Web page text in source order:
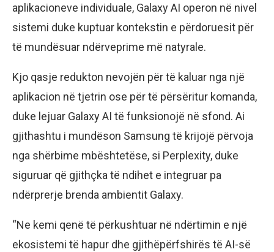
aplikacioneve individuale, Galaxy AI operon në nivel
sistemi duke kuptuar kontekstin e përdoruesit për
të mundësuar ndërveprime më natyrale.
Kjo qasje redukton nevojën për të kaluar nga një
aplikacion në tjetrin ose për të përsëritur komanda,
duke lejuar Galaxy AI të funksionojë në sfond. Ai
gjithashtu i mundëson Samsung të krijojë përvoja
nga shërbime mbështetëse, si Perplexity, duke
siguruar që gjithçka të ndihet e integruar pa
ndërprerje brenda ambientit Galaxy.
“Ne kemi qenë të përkushtuar në ndërtimin e një
ekosistemi të hapur dhe gjithëpërfshirës të AI-së